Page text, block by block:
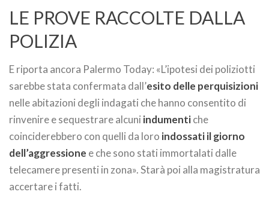
LE PROVE RACCOLTE DALLA
POLIZIA
E riporta ancora Palermo Today: «L’ipotesi dei poliziotti
sarebbe stata confermata dall’esito delle perquisizioni
nelle abitazioni degli indagati che hanno consentito di
rinvenire e sequestrare alcuni indumentiche
coinciderebbero con quelli da loro indossati il giorno
dell’aggressione e che sono stati immortalati dalle
telecamere presenti in zona». Starà poi alla magistratura
accertare i fatti.